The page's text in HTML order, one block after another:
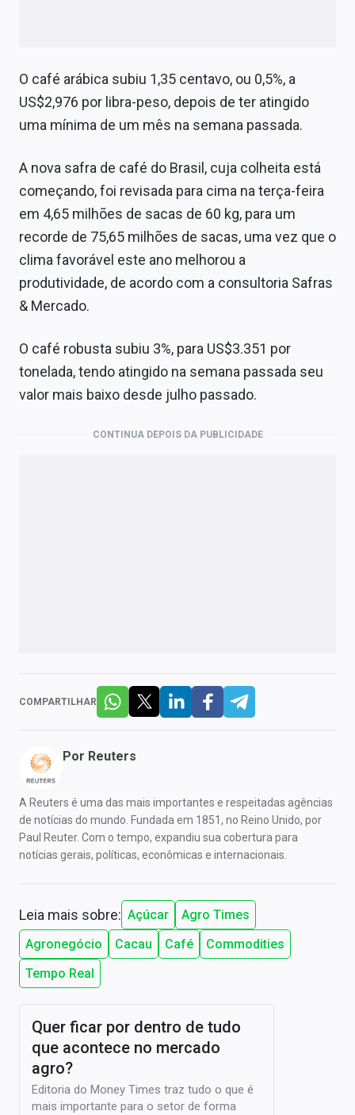
O café arábica subiu 1,35 centavo, ou 0,5%, a
US$2,976 por libra-peso, depois de ter atingido
uma mínima de um mês na semana passada.
A nova safra de café do Brasil, cuja colheita está
começando, foi revisada para cima na terça-feira
em 4,65 milhões de sacas de 60 kg, para um
recorde de 75,65 milhões de sacas, uma vez que o
clima favorável este ano melhorou a
produtividade, de acordo com a consultoria Safras
& Mercado.
O café robusta subiu 3%, para US$3.351 por
tonelada, tendo atingido na semana passada seu
valor mais baixo desde julho passado.
CONTINUA DEPOIS DA PUBLICIDADE
COMPARTILHAR
Por Reuters
A Reuters é uma das mais importantes e respeitadas agências
de notícias do mundo. Fundada em 1851, no Reino Unido, por
Paul Reuter. Com o tempo, expandiu sua cobertura para
notícias gerais, políticas, econômicas e internacionais.
Leia mais sobre: Açúcar
Agro Times
Agronegócio
Cacau Café
Commodities
Tempo Real
Quer ficar por dentro de tudo
que acontece no mercado
agro?
Editoria do Money Times traz tudo o que é
mais importante para o setor de forma